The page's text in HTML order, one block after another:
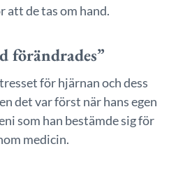
de tas om hand.
förändrades”
för hjärnan och dess
det var först när hans egen
som han bestämde sig för
medicin.